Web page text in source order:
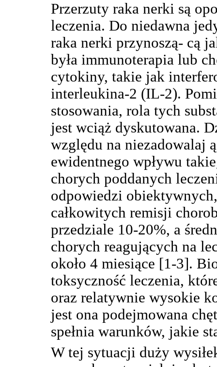
Przerzuty raka nerki są
leczenia. Do niedawna
raka nerki przynoszą- cą
była immunoterapia lub
cytokiny, takie jak
interleukina-2 (IL-2).
stosowania, rola tych
jest wciąż dyskutowana.
względu na niezadowalaj
ewidentnego wpływu
chorych poddanych
odpowiedzi
całkowitych remisji
przedziale 10-20%, a
chorych reagujących na
około 4 miesiące [1-3].
toksyczność leczenia,
oraz relatywnie wysokie
jest ona podejmowana
spełnia warunków, jakie
W tej sytuacji duży